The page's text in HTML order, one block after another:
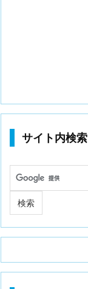
サイト内検索